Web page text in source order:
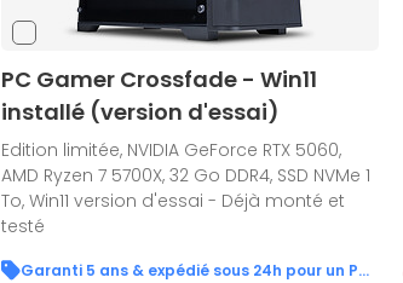
PC Gamer Crossfade - Win11
installé (version d'essai)
Edition limitée, NVIDIA GeForce RTX 5060,
AMD Ryzen 7 5700X, 32 Go DDR4, SSD NVMe 1
To, Win11 version d'essai - Déjà monté et
testé
Garanti 5 ans & expédié sous 24h pour un PC en stock !